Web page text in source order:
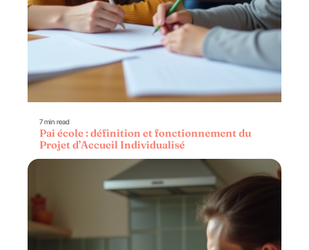
7 min read
Pai école : définition et fonctionnement du
Projet d’Accueil Individualisé